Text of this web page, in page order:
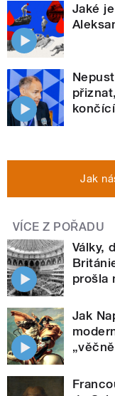
Jaké
Jak
VÍCE Z POŘADU
Války,
prošla
Jak